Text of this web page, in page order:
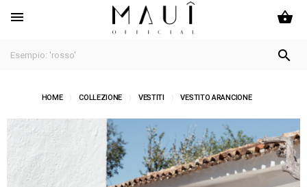
 shopping_basket

HOME COLLEZIONE VESTITI VESTITO ARANCIONE